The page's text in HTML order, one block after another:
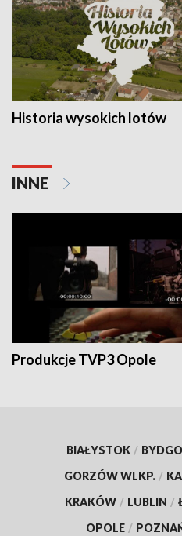
Historia wysokich lotów
INNE
Produkcje TVP3 Opole
BIAŁYSTOK /
GORZÓW WLKP. /
KRAKÓW / LUBLIN /
OPOLE /